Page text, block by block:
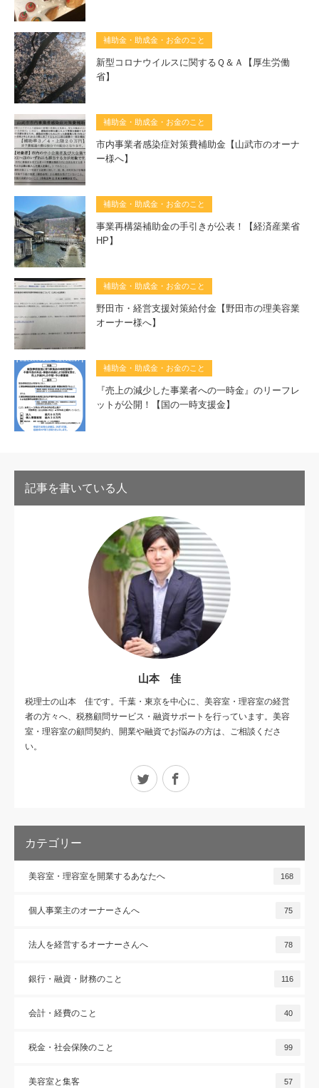
補助金・助成金・お金のこと
新型コロナウイルスに関するＱ＆Ａ【厚生労働
省】
補助金・助成金・お金のこと
市内事業者感染症対策費補助金【山武市のオーナ
ー様へ】
補助金・助成金・お金のこと
事業再構築補助金の手引きが公表！【経済産業省
HP】
補助金・助成金・お金のこと
野田市・経営支援対策給付金【野田市の理美容業
オーナー様へ】
補助金・助成金・お金のこと
『売上の減少した事業者への一時金』のリーフレ
ットが公開！【国の一時支援金】
記事を書いている人
山本 佳
税理士の山本 佳です。千葉・東京を中心に、美容室・理容室の経営
者の方々へ、税務顧問サービス・融資サポートを行っています。美容
室・理容室の顧問契約、開業や融資でお悩みの方は、ご相談くださ
い。
Twitter Facebook
カテゴリー
美容室・理容室を開業するあなたへ 168
個人事業主のオーナーさんへ 75
法人を経営するオーナーさんへ 78
銀行・融資・財務のこと 116
会計・経費のこと 40
税金・社会保険のこと 99
美容室と集客 57